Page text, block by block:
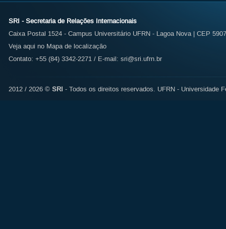
SRI - Secretaria de Relações Internacionais
Caixa Postal 1524 - Campus Universitário UFRN - Lagoa Nova | CEP
Veja aqui no Mapa de localização
Contato: +55 (84) 3342-2271 / E-mail: sri@sri.ufrn.br
2012 / 2026 © SRI - Todos os direitos reservados. UFRN - Universidade